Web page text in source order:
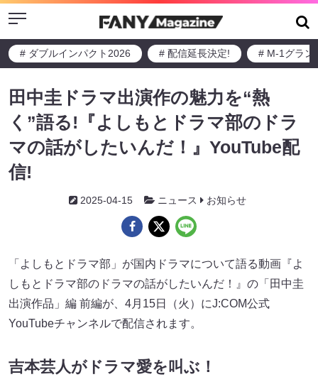
Menu
# ダブルインパクト2026 # 配信延長決定! # M-1グラン
田中圭ドラマ出演作の魅力を“熱
く”語る!『よしもとドラマ部のドラ
マの話がしたいんだ！』YouTube配
信!
2025-04-15 ニュース お知らせ
「よしもとドラマ部」が国内ドラマについて語る動画『よ
しもとドラマ部のドラマの話がしたいんだ！』の「田中圭
出演作品」編 前編が、4月15日（火）にJ:COM公式
YouTubeチャンネルで配信されます。
吉本芸人がドラマ愛を叫ぶ！